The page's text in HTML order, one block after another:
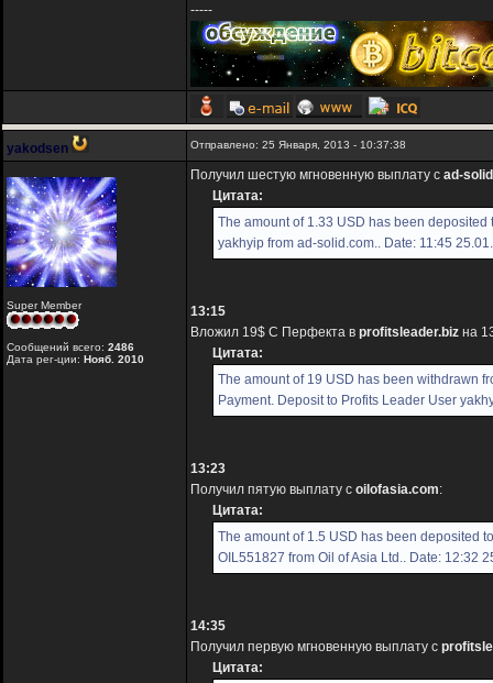
-----
yakodsen Отправлено: 25 Января, 2013 - 10:37:38
Super Member
Сообщений всего: 2486
Дата рег-ции: Нояб. 2010
Получил шестую мгновенную выплату с ad-
Цитата:
The amount of 1.33 USD has been
yakhyip from ad-solid.com.. Date: 11:45
13:15
Вложил 19$ С Перфекта в profitsleader.biz на
Цитата:
The amount of 19 USD has been withdrawn
Payment. Deposit to Profits Leader User
13:23
Получил пятую выплату с oilofasia.com:
Цитата:
The amount of 1.5 USD has been deposited
OIL551827 from Oil of Asia Ltd.. Date: 12:32
14:35
Получил первую мгновенную выплату с
Цитата: